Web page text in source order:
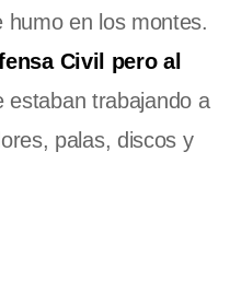
humo en los montes.
Civil pero al
estaban trabajando a
palas, discos y